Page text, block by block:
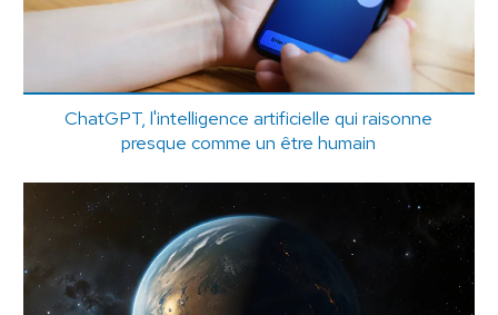
ChatGPT, l'intelligence artificielle qui raisonne
presque comme un être humain